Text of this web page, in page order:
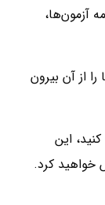
آزمون‌ها،
از آن بیرون
این
خواهید کرد.